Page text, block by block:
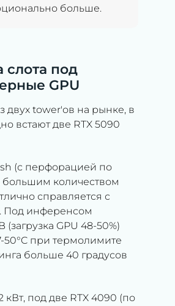
больше.
слота под
GPU
двух tower'ов на рынке, в
встают две RTX 5090
(с перфорацией по
большим количеством
справляется с
Под инференсом
(загрузка GPU 48-50%)
50°C при термолимите
больше 40 градусов
кВт, под две RTX 4090 (по